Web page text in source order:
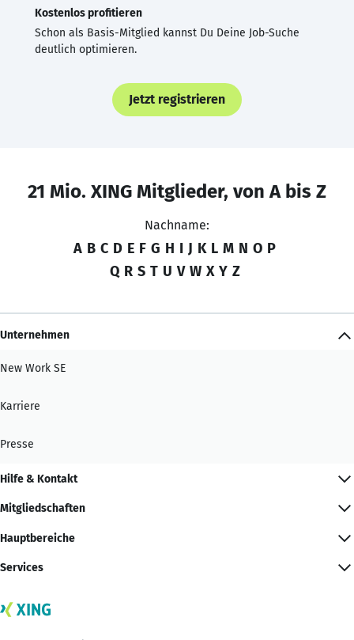
Kostenlos profitieren
Schon als Basis-Mitglied kannst Du Deine Job-Suche
deutlich optimieren.
Jetzt registrieren
21 Mio. XING Mitglieder, von A bis Z
Nachname:
A B C D E F G H I J K L M N O P
Q R S T U V W X Y Z
Unternehmen
New Work SE
Karriere
Presse
Hilfe & Kontakt
Mitgliedschaften
Hauptbereiche
Services